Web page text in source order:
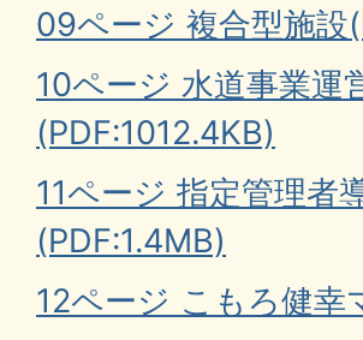
09ページ 複合型施設
10ページ 水道事業運
(PDF:1012.4KB)
11ページ 指定管理者
(PDF:1.4MB)
12ページ こもろ健幸